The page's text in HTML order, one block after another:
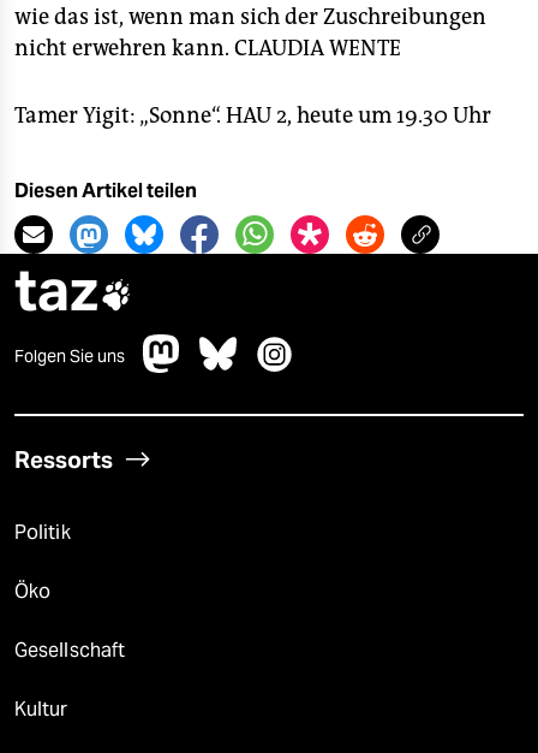
wie das ist, wenn man sich der Zuschreibungen
nicht erwehren kann. CLAUDIA WENTE
Tamer Yigit: „Sonne“. HAU 2, heute um 19.30 Uhr
Diesen Artikel teilen
taz
Folgen Sie uns
Ressorts
Politik
Öko
Gesellschaft
Kultur